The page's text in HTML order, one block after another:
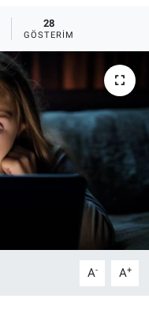
28
GÖSTERIM
A- A+